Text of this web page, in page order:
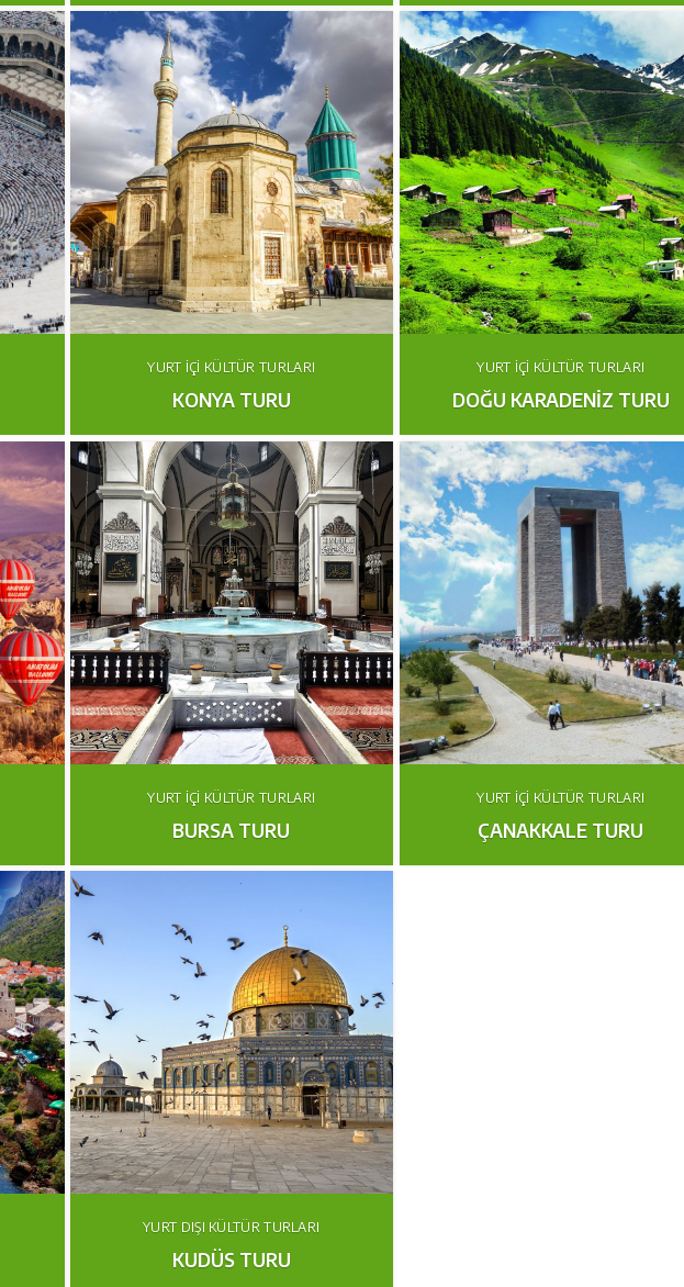
YURT İÇI KÜLTÜR TURLARI
KONYA TURU
YURT İÇI KÜLTÜR TURLARI
DOĞU KARADENIZ TURU
YURT İÇI KÜLTÜR TURLARI
BURSA TURU
YURT İÇI KÜLTÜR TURLARI
ÇANAKKALE TURU
YURT DIŞI KÜLTÜR TURLARI
KUDÜS TURU